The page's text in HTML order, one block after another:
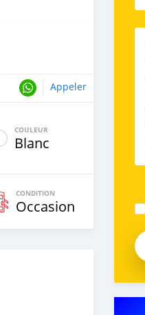
Appeler
COULEUR
Blanc
CONDITION
Occasion